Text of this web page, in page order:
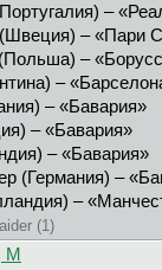
–
– «Пари
–
–
– «Бавария»
– «Бавария»
– «Бавария»
(Германия) –
–
(1)
М